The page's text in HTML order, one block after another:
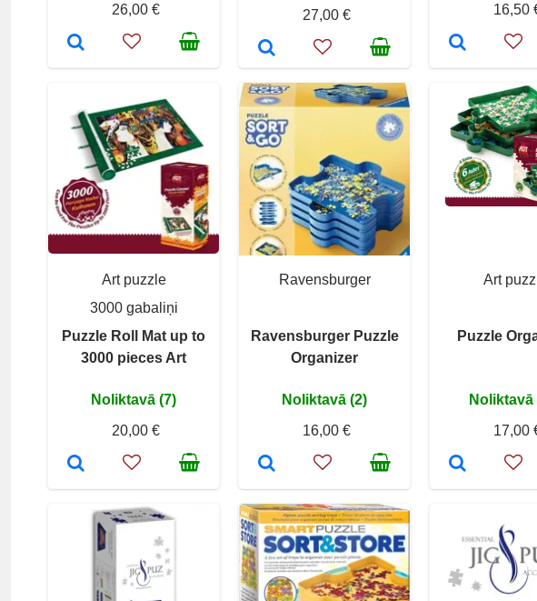
26,00 €
27,00 €
16,50
Art puzzle
3000 gabaliņi
Puzzle Roll Mat up to
3000 pieces Art
Noliktavā (7)
20,00 €
Ravensburger
Ravensburger Puzzle
Organizer
Noliktavā (2)
16,00 €
Art
Puzzle
Noliktavā
17,00